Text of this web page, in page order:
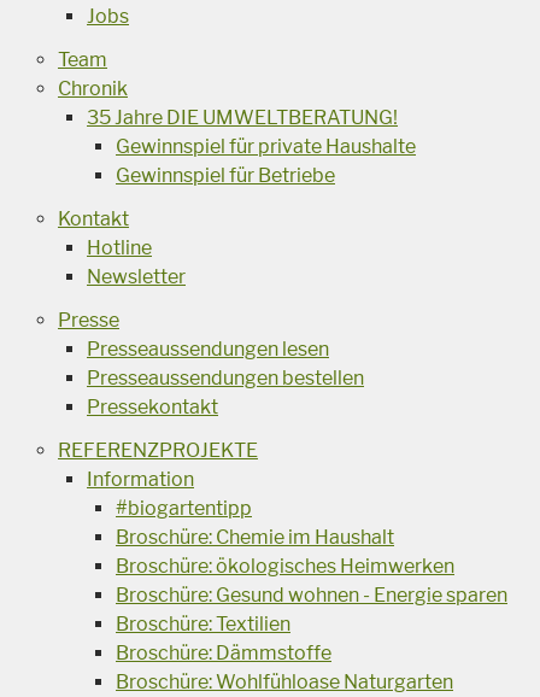
Jobs
Team
Chronik
35 Jahre DIE UMWELTBERATUNG!
Gewinnspiel für private Haushalte
Gewinnspiel für Betriebe
Kontakt
Hotline
Newsletter
Presse
Presseaussendungen lesen
Presseaussendungen bestellen
Pressekontakt
REFERENZPROJEKTE
Information
#biogartentipp
Broschüre: Chemie im Haushalt
Broschüre: ökologisches Heimwerken
Broschüre: Gesund wohnen - Energie sparen
Broschüre: Textilien
Broschüre: Dämmstoffe
Broschüre: Wohlfühloase Naturgarten